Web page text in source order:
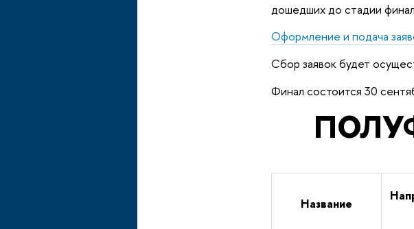
дошедших до стадии
Оформление и подача
Сбор заявок будет
Финал состоится 30
Название